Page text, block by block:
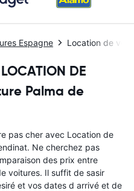
Espagne Location de
DE
Palma de
pas cher avec Location de
Ne cherchez pas
des prix entre
voitures. Il suffit de sasir
et vos dates d arrivé et de